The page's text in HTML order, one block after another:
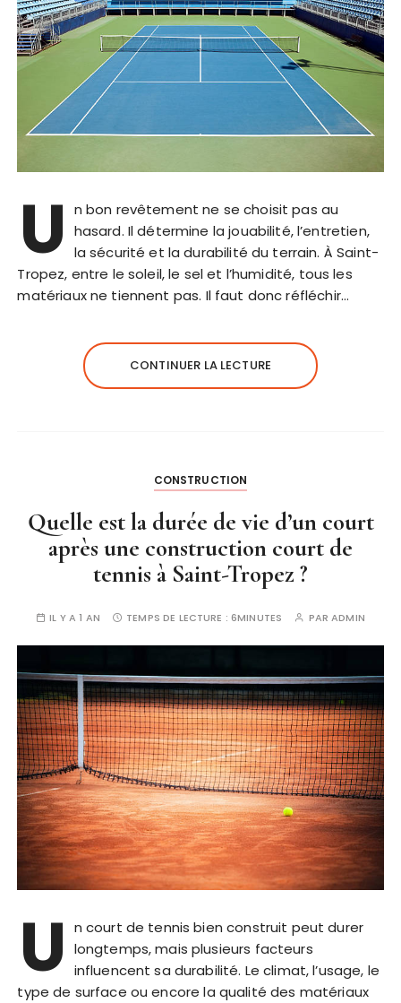
U
n bon revêtement ne se choisit pas au
hasard. Il détermine la jouabilité, l’entretien,
la sécurité et la durabilité du terrain. À Saint-
Tropez, entre le soleil, le sel et l’humidité, tous les
matériaux ne tiennent pas. Il faut donc réfléchir…
CONTINUER LA LECTURE
CONSTRUCTION
Quelle est la durée de vie d’un court
après une construction court de
tennis à Saint-Tropez ?
IL Y A 1 AN TEMPS DE LECTURE :6MINUTES PARADMIN
U
n court de tennis bien construit peut durer
longtemps, mais plusieurs facteurs
influencent sa durabilité. Le climat, l’usage, le
type de surface ou encore la qualité des matériaux